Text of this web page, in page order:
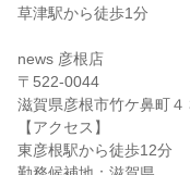
草津駅から徒歩1分
news 彦根店
〒522-0044
滋賀県彦根市竹ケ鼻町
【アクセス】
東彦根駅から徒歩12分